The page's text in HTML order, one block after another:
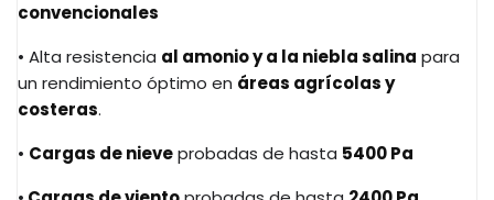
convencionales
• Alta resistencia al amonio y a la niebla salina para
un rendimiento óptimo en áreas agrícolas y
costeras.
• Cargas de nieveprobadas de hasta 5400 Pa